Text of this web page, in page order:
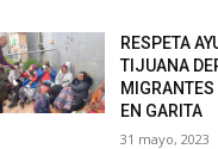
RESPETA
TIJUANA
EN GARITA
31 mayo, 2023